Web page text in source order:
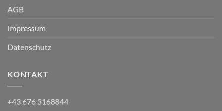
AGB
Impressum
Datenschutz
KONTAKT
+43 676 3168844